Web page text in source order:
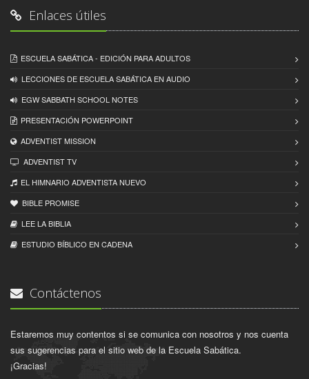
Enlaces útiles
ESCUELA SABÁTICA - EDICIÓN PARA ADULTOS
LECCIONES DE ESCUELA SABÁTICA EN AUDIO
EGW SABBATH SCHOOL NOTES
PRESENTACIÓN POWERPOINT
ADVENTIST MISSION
ADVENTIST TV
EL HIMNARIO ADVENTISTA NUEVO
BIBLE PROMISE
LEE LA BIBLIA
ESTUDIO BÍBLICO EN CADENA
Contáctenos
Estaremos muy contentos si se comunica con nosotros y nos cuenta
sus sugerencias para el sitio web de la Escuela Sabática.
¡Gracias!